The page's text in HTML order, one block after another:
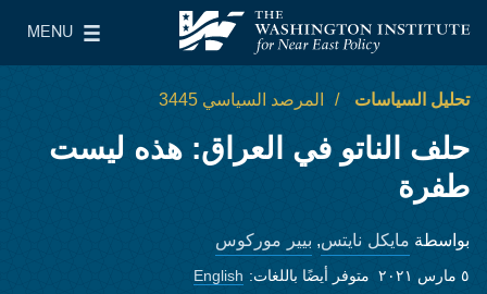
معهد واشنطن لسياسات الشرق الأدنى
MENU
Main Menu
تحليل السياسات المرصد السياسي 3445
حلف الناتو في العراق: هذه ليست
طفرة
بواسطة مايكل نايتس, بيير موركوس
٥ مارس ٢٠٢١ متوفر أيضًا باللغات: English